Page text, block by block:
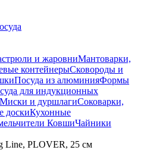
и жаровниМантоварки,
контейнерыСковороды и
Посуда из алюминияФормы
для индукционных
Миски и дуршлагиСоковарки,
доскиКухонные
КовшиЧайники
Line, PLOVER, 25 см